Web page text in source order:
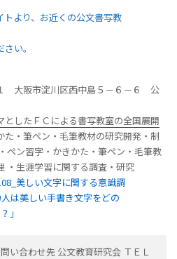
トより、お近くの公文書写教
い。
大阪市淀川区西中島５－６－６ 公
としたＦＣによる書写教室の全国展開
た・筆ペン・毛筆教材の研究開発・制
・ペン習字・かきかた・筆ペン・毛筆教
・生涯学習に関する調査・研究
美しい文字に関する意識調
は美しい手書き文字をどの
」
い合わせ先 公文教育研究会 ＴＥＬ